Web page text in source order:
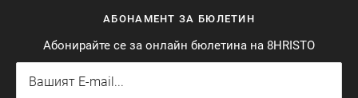
АБОНАМЕНТ ЗА БЮЛЕТИН
Абонирайте се за онлайн бюлетина на 8HRISTO